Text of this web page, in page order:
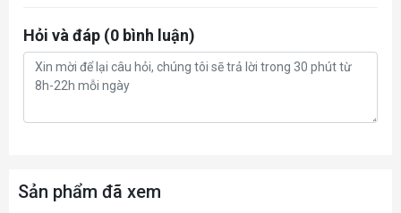
+ Tỷ lệdelid cpu 14900kthành công lên tới
có giảm đáng kể ?
Hỏi và đáp (0 bình luận)
Sản phẩm đã xem